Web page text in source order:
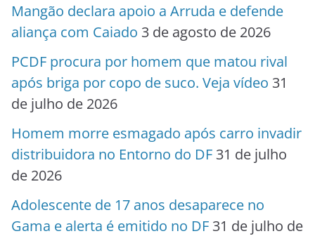
Mangão declara apoio a Arruda e defende
aliança com Caiado 3 de agosto de 2026
PCDF procura por homem que matou rival
após briga por copo de suco. Veja vídeo 31
de julho de 2026
Homem morre esmagado após carro invadir
distribuidora no Entorno do DF 31 de julho
de 2026
Adolescente de 17 anos desaparece no
Gama e alerta é emitido no DF 31 de julho de